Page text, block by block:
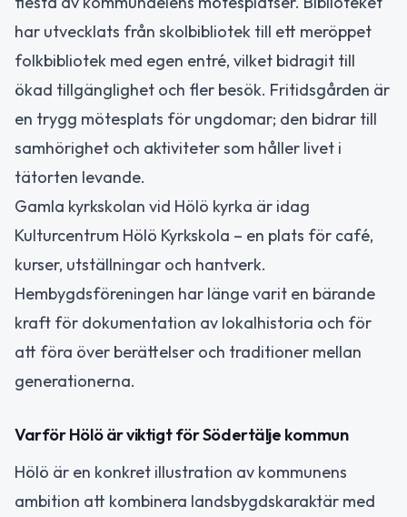
har utvecklats från skolbibliotek till ett meröppet
folkbibliotek med egen entré, vilket bidragit till
ökad tillgänglighet och fler besök. Fritidsgården är
en trygg mötesplats för ungdomar; den bidrar till
samhörighet och aktiviteter som håller livet i
tätorten levande.
Gamla kyrkskolan vid Hölö kyrka är idag
Kulturcentrum Hölö Kyrkskola – en plats för café,
kurser, utställningar och hantverk.
Hembygdsföreningen har länge varit en bärande
kraft för dokumentation av lokalhistoria och för
att föra över berättelser och traditioner mellan
generationerna.
Varför Hölö är viktigt för Södertälje kommun
Hölö är en konkret illustration av kommunens
ambition att kombinera landsbygdskaraktär med